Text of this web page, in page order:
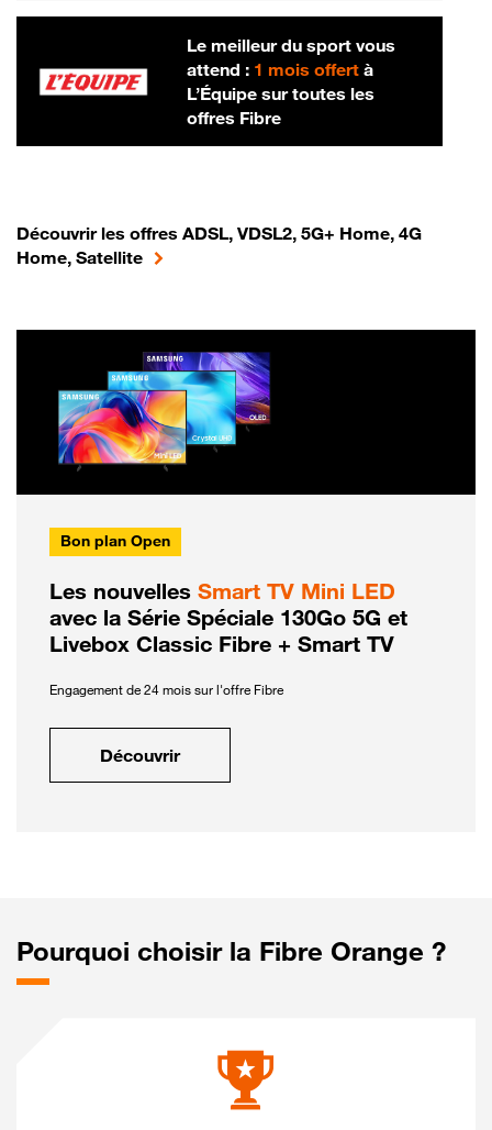
Le meilleur du sport vous
attend : 1 mois offertà
L’Équipe sur toutes les
offres Fibre
Découvrir les offres ADSL, VDSL2, 5G+ Home, 4G
Home, Satellite
Bon plan Open
Les nouvelles Smart TV Mini LED
avec la Série Spéciale 130Go 5G et
Livebox Classic Fibre + Smart TV
Engagement de 24 mois sur l'offre Fibre
Découvrir
Pourquoi choisir la Fibre Orange ?